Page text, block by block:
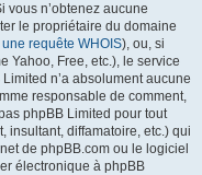
vous n’obtenez aucune
le propriétaire du domaine
une requête WHOIS), ou, si
Yahoo, Free, etc.), le service
n’a absolument aucune
responsable de comment,
phpBB Limited pour tout
insultant, diffamatoire, etc.) qui
de phpBB.com ou le logiciel
électronique à phpBB